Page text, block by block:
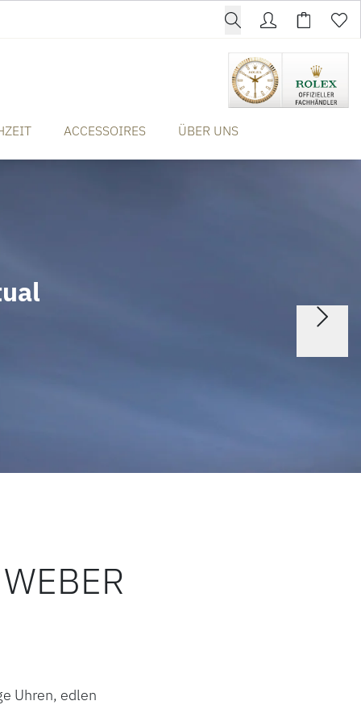
ACCESSOIRES ÜBER UNS
Uhren, edlen